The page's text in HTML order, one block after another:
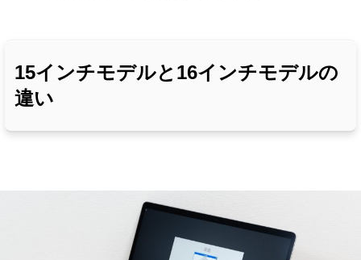
15インチモデルと16インチモデルの
違い